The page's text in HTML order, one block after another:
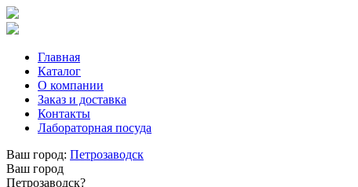
Главная
Каталог
О компании
Заказ и доставка
Контакты
Лабораторная посуда
Ваш город: Петрозаводск
Ваш город
Петрозаводск?